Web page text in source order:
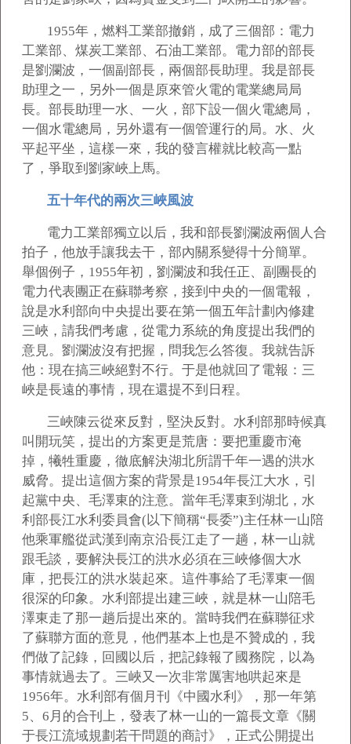
1955年，燃料工業部撤銷，成了三個部：電力
工業部、煤炭工業部、石油工業部。電力部的部長
是劉瀾波，一個副部長，兩個部長助理。我是部長
助理之一，另外一個是原來管火電的電業總局局
長。部長助理一水、一火，部下設一個火電總局，
一個水電總局，另外還有一個管運行的局。水、火
平起平坐，這樣一來，我的發言權就比較高一點
了，爭取到劉家峽上馬。
五十年代的兩次三峽風波
電力工業部獨立以后，我和部長劉瀾波兩個人合
拍子，他放手讓我去干，部內關系變得十分簡單。
舉個例子，1955年初，劉瀾波和我任正、副團長的
電力代表團正在蘇聯考察，接到中央的一個電報，
說是水利部向中央提出要在第一個五年計劃內修建
三峽，請我們考慮，從電力系統的角度提出我們的
意見。劉瀾波沒有把握，問我怎么答復。我就告訴
他：現在搞三峽絕對不行。于是他就回了電報：三
峽是長遠的事情，現在還提不到日程。
三峽陳云從來反對，堅決反對。水利部那時候真
叫開玩笑，提出的方案更是荒唐：要把重慶市淹
掉，犧牲重慶，徹底解決湖北所謂千年一遇的洪水
威脅。提出這個方案的背景是1954年長江大水，引
起黨中央、毛澤東的注意。當年毛澤東到湖北，水
利部長江水利委員會(以下簡稱“長委”)主任林一山陪
他乘軍艦從武漢到南京沿長江走了一趟，林一山就
跟毛談，要解決長江的洪水必須在三峽修個大水
庫，把長江的洪水裝起來。這件事給了毛澤東一個
很深的印象。水利部提出建三峽，就是林一山陪毛
澤東走了那一趟后提出來的。當時我們在蘇聯征求
了蘇聯方面的意見，他們基本上也是不贊成的，我
們做了記錄，回國以后，把記錄報了國務院，以為
事情就過去了。三峽又一次非常厲害地哄起來是
1956年。水利部有個月刊《中國水利》，那一年第
5、6月的合刊上，發表了林一山的一篇長文章《關
于長江流域規劃若干問題的商討》，正式公開提出